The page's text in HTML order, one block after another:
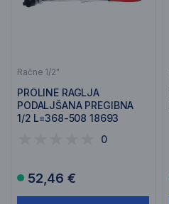
Račne 1/2"
PROLINE RAGLJA
PODALJŠANA PREGIBNA
1/2 L=368-508 18693
0
52,46 €